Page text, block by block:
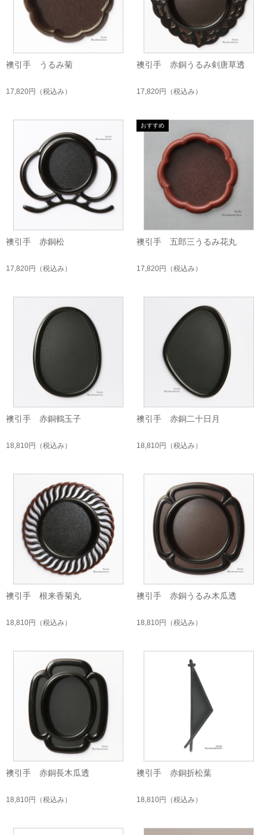
襖引手 うるみ菊
17,820円 （税込み）
襖引手 赤銅うるみ剣唐草透
17,820円 （税込み）
襖引手 赤銅松
17,820円 （税込み）
襖引手 五郎三うるみ花丸
17,820円 （税込み）
襖引手 赤銅鶴玉子
18,810円 （税込み）
襖引手 赤銅二十日月
18,810円 （税込み）
襖引手 根来香菊丸
18,810円 （税込み）
襖引手 赤銅うるみ木瓜透
18,810円 （税込み）
襖引手 赤銅長木瓜透
18,810円 （税込み）
襖引手 赤銅折松葉
18,810円 （税込み）